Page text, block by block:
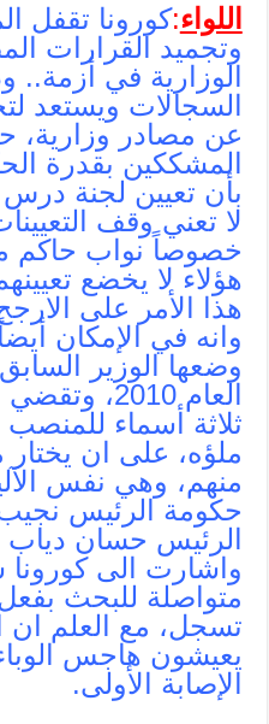
اللواء:كورونا تقفل
وتجميد القرارات
الوزارية في أزمة..
السجالات ويستعد
عن مصادر وزارية،
المشككين بقدرة
بأن تعيين لجنة درس
لا تعني وقف
خصوصاً نواب حاكم
هؤلاء لا يخضع
هذا الأمر على
وانه في الإمكان
وضعها الوزير
العام 2010،
ثلاثة أسماء للمنصب
ملؤه، على ان
منهم، وهي نفس
حكومة الرئيس
الرئيس حسان دياب
واشارت الى
متواصلة للبحث
تسجل، مع العلم ان
يعيشون هاجس
الإصابة الأولى.